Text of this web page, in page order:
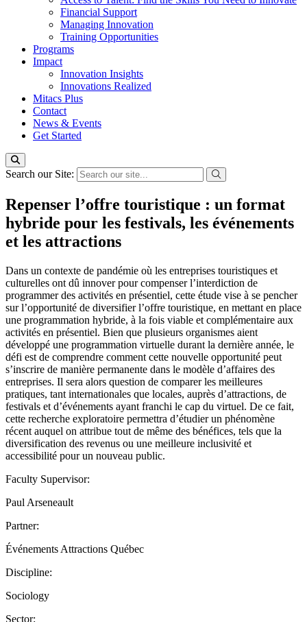
Financial Support
Managing Innovation
Training Opportunities
Programs
Impact
Innovation Insights
Innovations Realized
Mitacs Plus
Contact
News & Events
Get Started
Search our Site:
Repenser l’offre touristique : un format
hybride pour les festivals, les événements
et les attractions
Dans un contexte de pandémie où les entreprises touristiques et
culturelles ont dû innover pour compenser l’interdiction de
programmer des activités en présentiel, cette étude vise à se pencher
sur l’opportunité de diversifier l’offre touristique, en mettant en place
une programmation hybride, à la fois viable et complémentaire aux
activités en présentiel. Bien que plusieurs organismes aient
développé une programmation virtuelle durant la dernière année, le
défi est de comprendre comment cette nouvelle opportunité peut
s’inscrire de manière permanente dans le modèle d’affaires des
entreprises. Il sera alors question de comparer les meilleures
pratiques, tant internationales que locales, auprès d’attractions, de
festivals et d’événements ayant franchi le cap du virtuel. De ce fait,
cette recherche exploratoire permettra d’étudier un phénomène
récent auquel on attribue tout de même des bénéfices, tels que la
diversification des revenus ou une meilleure inclusivité et
accessibilité pour un nouveau public.
Faculty Supervisor:
Paul Arseneault
Partner:
Événements Attractions Québec
Discipline:
Sociology
Sector: